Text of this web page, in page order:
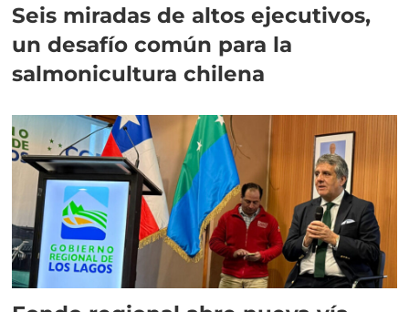
Seis miradas de altos ejecutivos,
un desafío común para la
salmonicultura chilena